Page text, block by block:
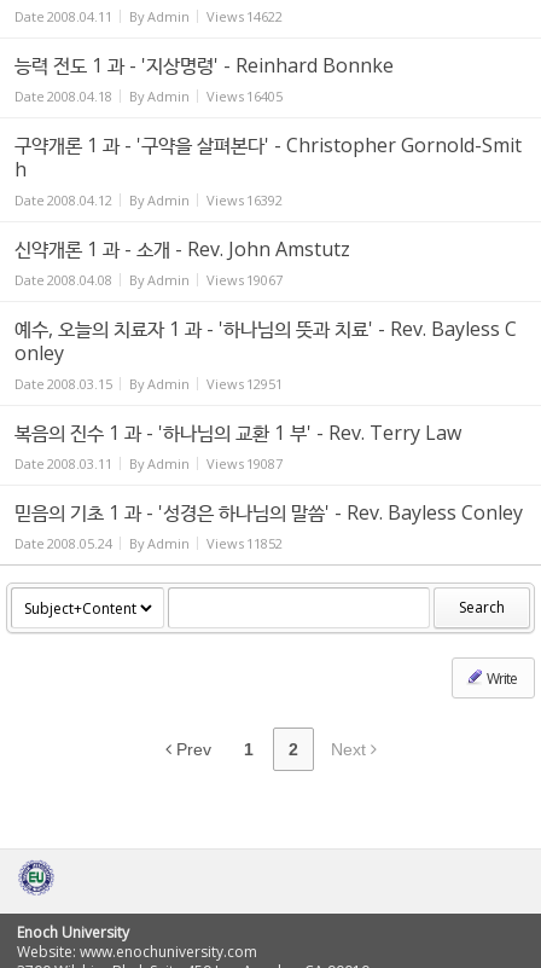
Date 2008.04.11 ByAdmin Views 14622
능력 전도 1 과 - '지상명령' - Reinhard Bonnke
Date 2008.04.18 ByAdmin Views 16405
구약개론 1 과 - '구약을 살펴본다' - Christopher Gornold-Smit
h
Date 2008.04.12 ByAdmin Views 16392
신약개론 1 과 - 소개 - Rev. John Amstutz
Date 2008.04.08 ByAdmin Views 19067
예수, 오늘의 치료자 1 과 - '하나님의 뜻과 치료' - Rev. Bayless C
onley
Date 2008.03.15 ByAdmin Views 12951
복음의 진수 1 과 - '하나님의 교환 1 부' - Rev. Terry Law
Date 2008.03.11 ByAdmin Views 19087
믿음의 기초 1 과 - '성경은 하나님의 말씀' - Rev. Bayless Conley
Date 2008.05.24 ByAdmin Views 11852
Search
Write
Prev 1 2 Next
Enoch University
Website: www.enochuniversity.com